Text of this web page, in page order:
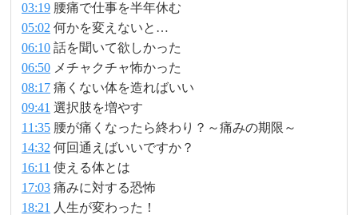
03:19 腰痛で仕事を半年休む
05:02 何かを変えないと…
06:10 話を聞いて欲しかった
06:50 メチャクチャ怖かった
08:17 痛くない体を造ればいい
09:41 選択肢を増やす
11:35 腰が痛くなったら終わり？～痛みの期限～
14:32 何回通えばいいですか？
16:11 使える体とは
17:03 痛みに対する恐怖
18:21
人生が変わった！